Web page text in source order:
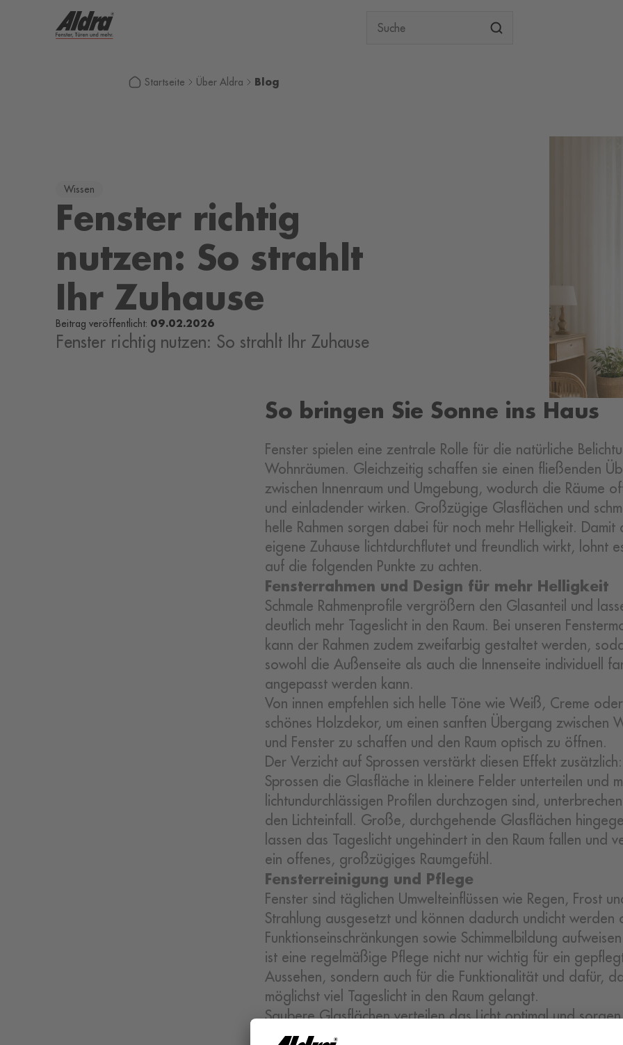
Suche
Startseite Über Aldra Blog
Wissen
Fenster richtig
nutzen: So strahlt
Ihr Zuhause
Beitrag veröffentlicht: 09.02.2026
Fenster richtig nutzen: So strahlt Ihr Zuhause
So bringen Sie Sonne ins Haus
Fenster spielen eine zentrale Rolle für die natürliche
Wohnräumen. Gleichzeitig schaffen sie einen fließenden
zwischen Innenraum und Umgebung, wodurch die Räume
und einladender wirken. Großzügige Glasflächen und
helle Rahmen sorgen dabei für noch mehr Helligkeit. Damit
eigene Zuhause lichtdurchflutet und freundlich wirkt, lohnt
auf die folgenden Punkte zu achten.
Fensterrahmen und Design für mehr Helligkeit
Schmale Rahmenprofile vergrößern den Glasanteil und
deutlich mehr Tageslicht in den Raum. Bei unseren
kann der Rahmen zudem zweifarbig gestaltet werden,
sowohl die Außenseite als auch die Innenseite individuell
angepasst werden kann.
Von innen empfehlen sich helle Töne wie Weiß, Creme
schönes Holzdekor, um einen sanften Übergang zwischen
und Fenster zu schaffen und den Raum optisch zu öffnen.
Der Verzicht auf Sprossen verstärkt diesen Effekt
Sprossen die Glasfläche in kleinere Felder unterteilen und
lichtundurchlässigen Profilen durchzogen sind,
den Lichteinfall. Große, durchgehende Glasflächen
lassen das Tageslicht ungehindert in den Raum fallen und
ein offenes, großzügiges Raumgefühl.
Fensterreinigung und Pflege
Fenster sind täglichen Umwelteinflüssen wie Regen, Frost
Strahlung ausgesetzt und können dadurch undicht werden
Funktionseinschränkungen sowie Schimmelbildung
ist eine regelmäßige Pflege nicht nur wichtig für ein
Aussehen, sondern auch für die Funktionalität und dafür,
möglichst viel Tageslicht in den Raum gelangt.
Saubere Glasflächen verteilen das Licht optimal und
dass das Licht ungehindert ins Haus fällt. Mit den richtigen